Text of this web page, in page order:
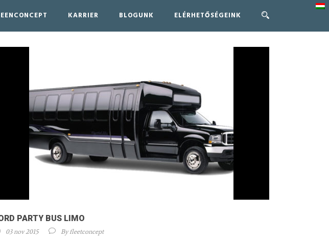
KARRIER BLOGUNK ELÉRHETŐSÉGEINK
PARTY BUS LIMO
03 nov 2015 Byfleetconcept